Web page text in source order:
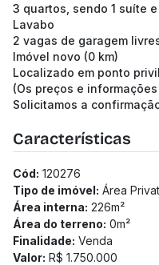
3 quartos, sendo 1 suíte
Lavabo
2 vagas de garagem
Imóvel novo (0 km)
Localizado em ponto
(Os preços e
Solicitamos a
Características
Cód: 120276
Tipo de imóvel: Área
Área interna: 226m²
Área do terreno: 0m²
Finalidade: Venda
Valor: R$ 1.750.000